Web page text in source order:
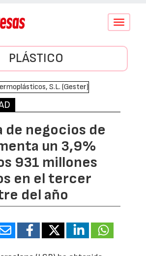
Conmutar
PLÁSTICO
de negocios de
un 3,9%
931 millones
en el tercer
del año